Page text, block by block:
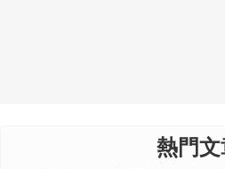
熱門文